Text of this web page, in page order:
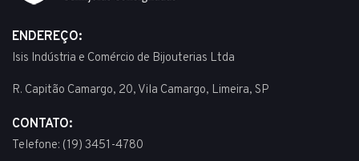
ENDEREÇO:
Isis Indústria e Comércio de Bijouterias Ltda
R. Capitão Camargo, 20, Vila Camargo, Limeira, SP
CONTATO:
Telefone: (19) 3451-4780